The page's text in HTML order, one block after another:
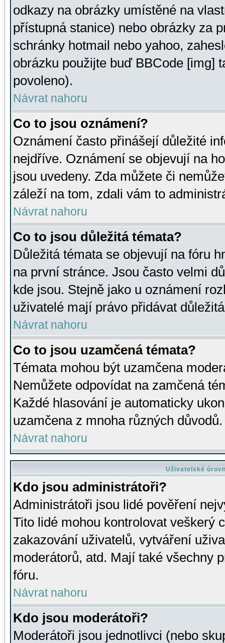
odkazy na obrázky umístěné na
přístupná stanice) nebo obrázky za
schránky hotmail nebo yahoo,
obrázku použijte buď BBCode [img]
povoleno).
Návrat nahoru
Co to jsou oznámení?
Oznámení často přinášejí důležité
nejdříve. Oznámení se objevují na
jsou uvedeny. Zda můžete či
záleží na tom, zdali vám to
Návrat nahoru
Co to jsou důležitá témata?
Důležitá témata se objevují na fóru
na první stránce. Jsou často velmi
kde jsou. Stejně jako u oznámení
uživatelé mají právo přidávat
Návrat nahoru
Co to jsou uzamčená témata?
Témata mohou být uzamčena
Nemůžete odpovídat na zamčená
Každé hlasování je automaticky
uzamčena z mnoha různých důvodů.
Návrat nahoru
Uživatelské
Kdo jsou administrátoři?
Administrátoři jsou lidé pověření
Tito lidé mohou kontrolovat veškerý
zakazování uživatelů, vytváření
moderátorů, atd. Mají také všechny
fóru.
Návrat nahoru
Kdo jsou moderátoři?
Moderátoři jsou jednotlivci (nebo